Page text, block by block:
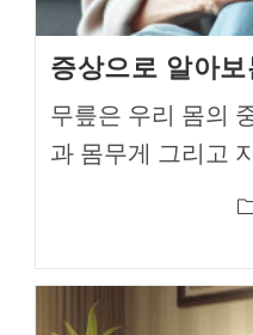
증상으로 알아
무릎은 우리 몸의
과 몸무게 그리고